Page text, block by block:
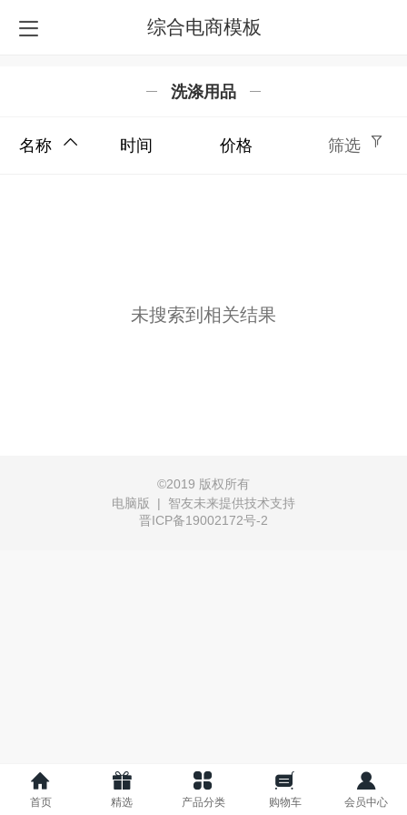
综合电商模板
洗涤用品
名称 时间 价格 筛选
未搜索到相关结果
©2019 版权所有
电脑版
|
智友未来提供技术支持
晋ICP备19002172号-2
首页 精选 产品分类 购物车 会员中心